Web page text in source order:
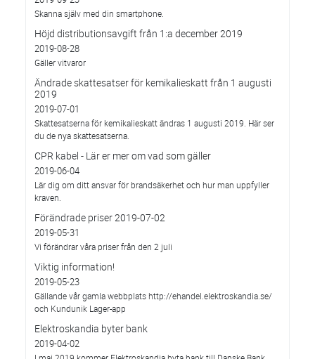
Skanna själv med din smartphone.
Höjd distributionsavgift från 1:a december 2019
2019-08-28
Gäller vitvaror
Ändrade skattesatser för kemikalieskatt från 1 augusti
2019
2019-07-01
Skattesatserna för kemikalieskatt ändras 1 augusti 2019. Här ser
du de nya skattesatserna.
CPR kabel - Lär er mer om vad som gäller
2019-06-04
Lär dig om ditt ansvar för brandsäkerhet och hur man uppfyller
kraven.
Förändrade priser 2019-07-02
2019-05-31
Vi förändrar våra priser från den 2 juli
Viktig information!
2019-05-23
Gällande vår gamla webbplats http://ehandel.elektroskandia.se/
och Kundunik Lager-app
Elektroskandia byter bank
2019-04-02